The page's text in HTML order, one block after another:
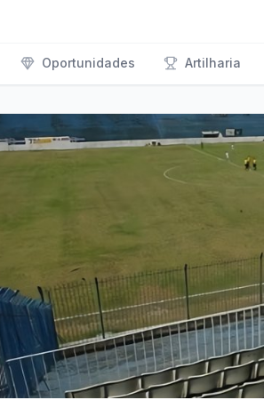
Oportunidades Artilharia